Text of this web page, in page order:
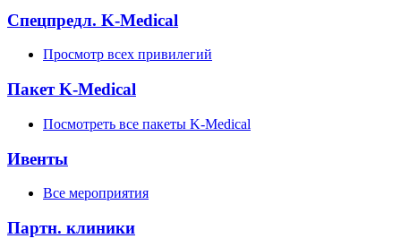
Спецпредл. K-Medical
Просмотр всех привилегий
Пакет K-Medical
Посмотреть все пакеты K-Medical
Ивенты
Все мероприятия
Партн. клиники